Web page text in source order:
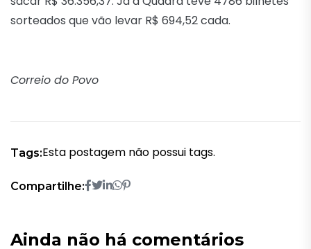
sorteados que vão levar R$ 694,52 cada.
Correio do Povo
Tags:Esta postagem não possui tags.
Compartilhe:
Ainda não há comentários